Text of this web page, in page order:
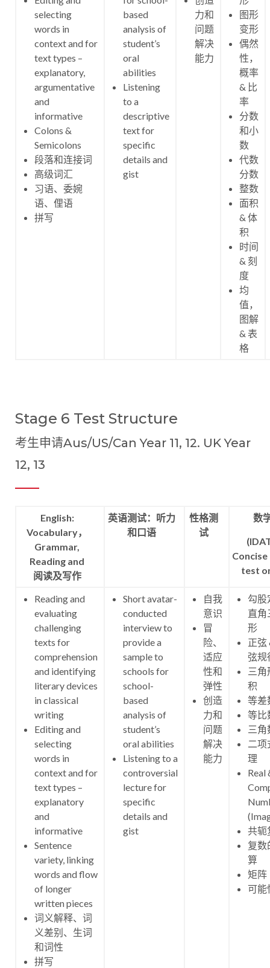
selecting
words in
context and for
text types –
explanatory,
argumentative
and
informative
Colons &
Semicolons
段落和连接词
高级词汇
习语、委婉
语、俚语
拼写
based
analysis of
student’s
oral
abilities
Listening
to a
descriptive
text for
specific
details and
gist
力和
问题
解决
能力
图形
变形
偶然
性，
概率
& 比
率
分数
和小
数
代数
分数
整数
面积
& 体
积
时间
& 刻
度
均
值，
图解
& 表
格
Stage 6 Test Structure
考生申请Aus/US/Can Year 11, 12. UK Year
12, 13
English:
Vocabulary，
Grammar,
Reading and
阅读及写作
英语测试：听力
和口语
性格测
试
数
test
Reading and
evaluating
challenging
texts for
comprehension
and identifying
literary devices
in classical
writing
Editing and
selecting
words in
context and for
text types –
explanatory
and
informative
Sentence
variety, linking
words and flow
of longer
written pieces
词义解释、词
义差别、生词
和词性
拼写
Short avatar-
conducted
interview to
provide a
sample to
schools for
school-
based
analysis of
student’s
oral abilities
Listening to a
controversial
lecture for
specific
details and
gist
自我
意识
冒
险、
适应
性和
弹性
创造
力和
问题
解决
能力
勾股
直角
形
正弦
弦规
三角
积
等差
等比
三角
二项
理
Real
共轭
复数
算
矩阵
可能